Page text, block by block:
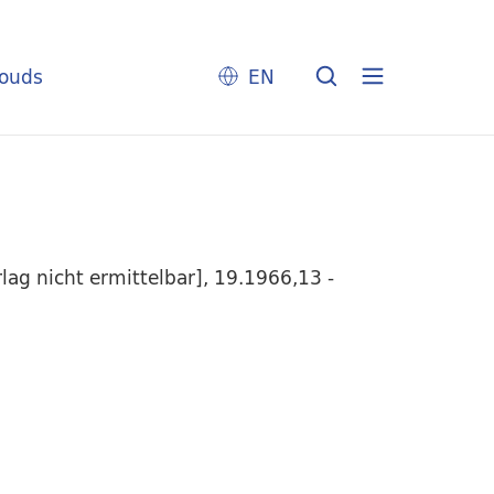
EN
nicht ermittelbar], 19.1966,13 -